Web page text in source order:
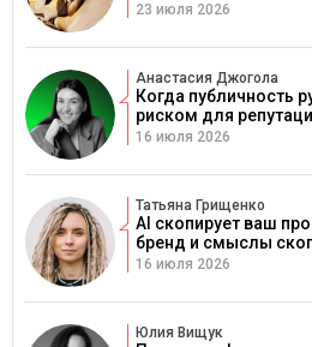
23 июля 2026
Анастасия Джогола
Когда публичность
риском для
16 июля 2026
Татьяна Грищенко
AI скопирует ваш
бренд и смыслы
16 июля 2026
Юлия Вищук